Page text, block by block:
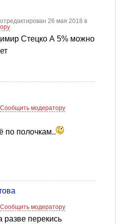
отредактирован 26 мая 2018 в
Стецко А 5% можно
Сообщить модератору
по полочкам..
Сообщить модератору
разве перекись